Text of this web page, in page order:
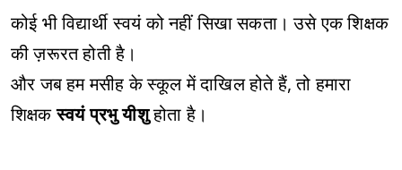
कोई भी विद्यार्थी स्वयं को नहीं सिखा सकता। उसे एक शिक्षक
की ज़रूरत होती है।
और जब हम मसीह के स्कूल में दाखिल होते हैं, तो हमारा
शिक्षकस्वयं प्रभु यीशुहोता है।